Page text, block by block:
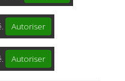
Autoriser
Autoriser